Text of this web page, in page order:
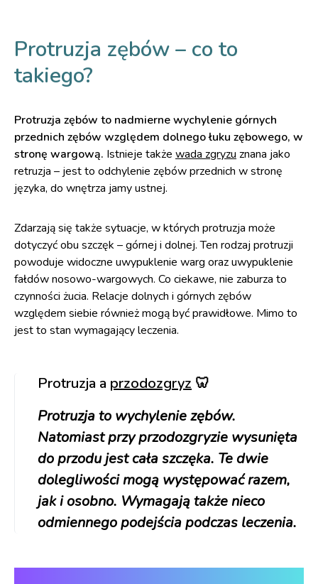
Protruzja zębów – co to
takiego?
Protruzja zębów to nadmierne wychylenie górnych
przednich zębów względem dolnego łuku zębowego, w
stronę wargową. Istnieje także wada zgryzu znana jako
retruzja – jest to odchylenie zębów przednich w stronę
języka, do wnętrza jamy ustnej.
Zdarzają się także sytuacje, w których protruzja może
dotyczyć obu szczęk – górnej i dolnej. Ten rodzaj protruzji
powoduje widoczne uwypuklenie warg oraz uwypuklenie
fałdów nosowo-wargowych. Co ciekawe, nie zaburza to
czynności żucia. Relacje dolnych i górnych zębów
względem siebie również mogą być prawidłowe. Mimo to
jest to stan wymagający leczenia.
Protruzja a przodozgryz 🦷
Protruzja to wychylenie zębów.
Natomiast przy przodozgryzie wysunięta
do przodu jest cała szczęka. Te dwie
dolegliwości mogą występować razem,
jak i osobno. Wymagają także nieco
odmiennego podejścia podczas leczenia.